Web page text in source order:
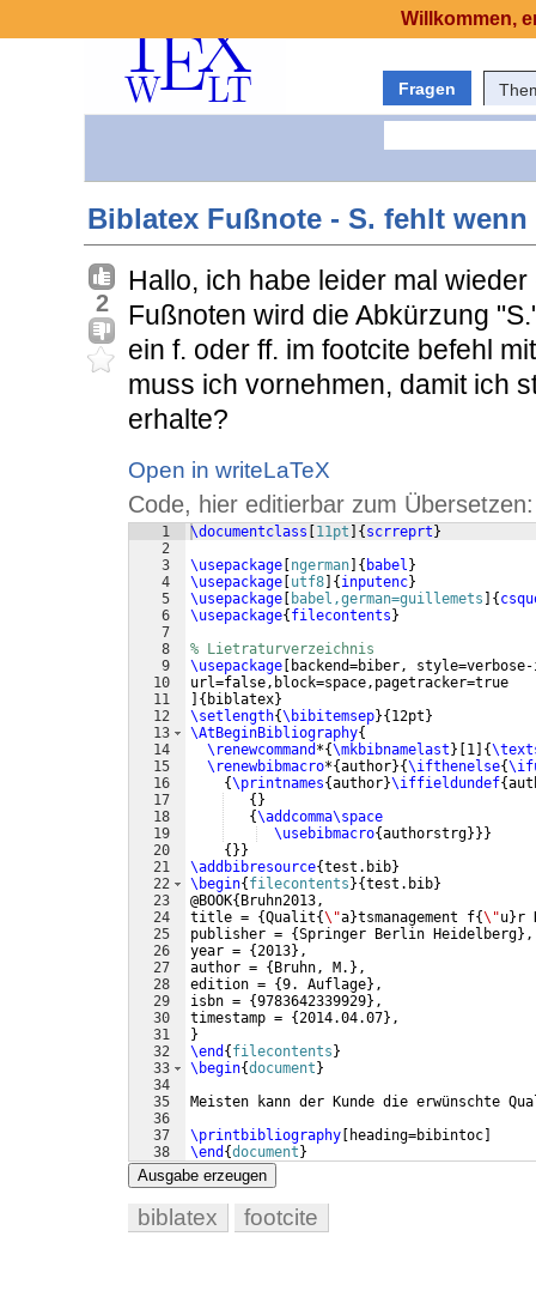
Fragen
Biblatex Fußnote - S. fehlt
2
Hallo, ich habe leider mal
Fußnoten wird die Abkürzung
ein f. oder ff. im footcite befehl
muss ich vornehmen, damit ich
erhalte?
Open in writeLaTeX
Code, hier editierbar zum Übersetzen:
1
2
3
4
5
6
7
8
9
10
11
12
13
14
15
16
17
18
19
20
21
22
23
24
25
26
27
28
29
30
31
32
33
34
35
36
37
38
\documentclass 11pt { scrreprt }
\usepackage ngerman { babel }
\usepackage utf8 { inputenc}
\usepackage
babel,german=guillemets {
\usepackage{ filecontents }
% Lietraturverzeichnis
\usepackage
backend=biber,
url=false,block=space,pagetracker=true
{ biblatex}
\setlength{\bibitemsep}{ 12pt }
\AtBeginBibliography{
\renewcommand *{\mkbibnamelast } 1 {
\renewbibmacro*{author}{\ifthenelse{
{\printnames{author}\iffieldundef{
{ }
{\addcomma\space
\usebibmacro{authorstrg}}}
{ }}
\addbibresource{test.bib}
\begin{ filecontents }{test.bib}
@BOOK{ Bruhn2013,
title = {Qualit{\"a}tsmanagement f{\"u} r
publisher = {Springer Berlin Heidelberg} ,
year = {2013} ,
author = { Bruhn, M. } ,
edition = {9. Auflage} ,
isbn = {9783642339929} ,
timestamp = {2014.04.07} ,
}
\end { filecontents }
\begin{document }
Meisten kann der Kunde die
\printbibliography
heading=bibintoc
\end {document }
Ausgabe erzeugen
biblatex footcite
Willkommen,